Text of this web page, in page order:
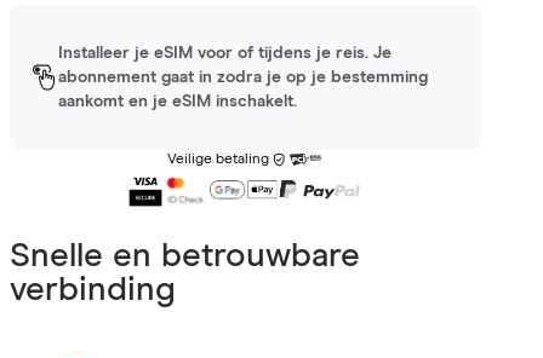
Installeer je eSIM voor of tijdens je reis. Je
abonnement gaat in zodra je op je bestemming
aankomt en je eSIM inschakelt.
Veilige betaling
Snelle en betrouwbare
verbinding